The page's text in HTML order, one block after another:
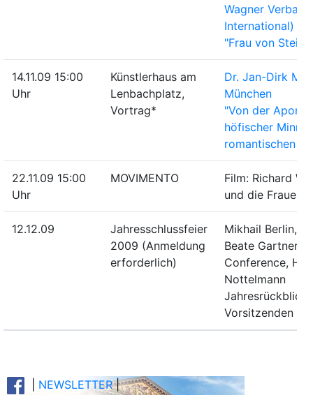
Wagner
International) als
"Frau von Stein"
14.11.09 15:00
Uhr
Künstlerhaus am
Lenbachplatz,
Vortrag*
Dr. Jan-Dirk
München
"Von der Aporie
höfischer Minne
romantischen
22.11.09 15:00
Uhr
MOVIMENTO
Film: Richard
und die Frauen
12.12.09
Jahresschlussfeier
2009 (Anmeldung
erforderlich)
Mikhail Berlin,
Beate Gartner,
Conference, H.-
Nottelmann
Jahresrückblick
Vorsitzenden
NEWSLETTER|